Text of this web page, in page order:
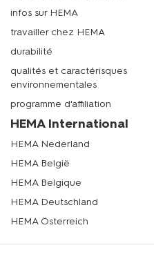
infos sur HEMA
travailler chez HEMA
durabilité
qualités et caractérisques
environnementales
programme d'affiliation
HEMA International
HEMA Nederland
HEMA België
HEMA Belgique
HEMA Deutschland
HEMA Österreich